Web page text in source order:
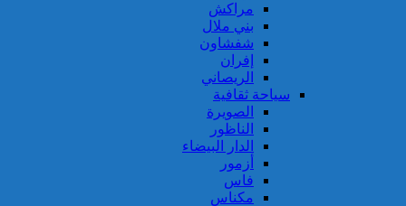
مراكش
بني ملال
شفشاون
إفران
الريصاني
سياحة ثقافية
الصويرة
الناظور
الدار البيضاء
أزمور
فاس
مكناس